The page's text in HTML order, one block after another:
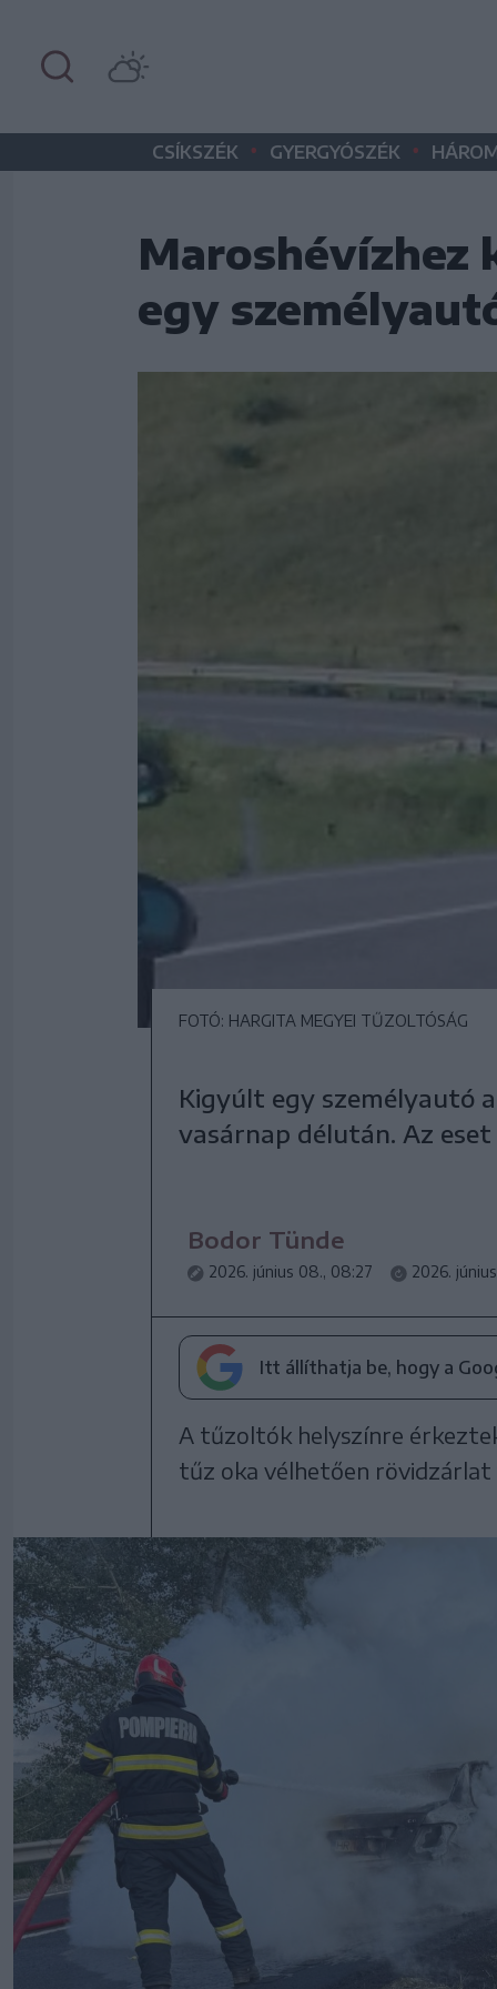
CSÍKSZÉK • GYERGYÓSZÉK •
Maroshévízhez
egy
FOTÓ: HARGITA MEGYEI TŰZOLTÓSÁG
Kigyúlt egy személyautó
vasárnap délután. Az
Bodor Tünde
2026. június 08., 08:27 2026.
Itt állíthatja be, hogy a
A tűzoltók helyszínre
tűz oka vélhetően rövidzárlat